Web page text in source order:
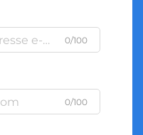
0/100
0/100